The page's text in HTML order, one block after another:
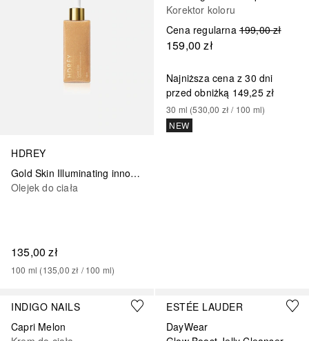
HDREY
Gold Skin Illuminating innovation Body Oil
Olejek do ciała
135,00 zł
100 ml (135,00 zł / 100 ml)
Korektor koloru
Cena regularna 199,00 zł
159,00 zł
Najniższa cena z 30 dni
przed obniżką 149,25 zł
30 ml (530,00 zł / 100 ml)
NEW
INDIGO NAILS
Capri Melon
ESTÉE LAUDER
DayWear